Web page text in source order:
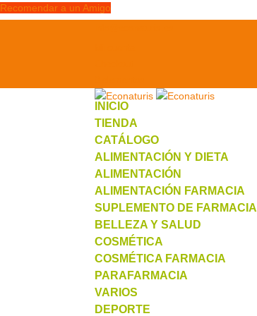
Recomendar a un Amigo
INICIO
TIENDA
CATÁLOGO
ALIMENTACIÓN Y DIETA
ALIMENTACIÓN
ALIMENTACIÓN FARMACIA
SUPLEMENTO DE FARMACIA
BELLEZA Y SALUD
COSMÉTICA
COSMÉTICA FARMACIA
PARAFARMACIA
VARIOS
DEPORTE